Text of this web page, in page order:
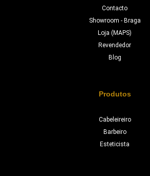
Contacto
Showroom - Braga
Loja (MAPS)
Revendedor
Blog
Produtos
Cabeleireiro
Barbeiro
Esteticista